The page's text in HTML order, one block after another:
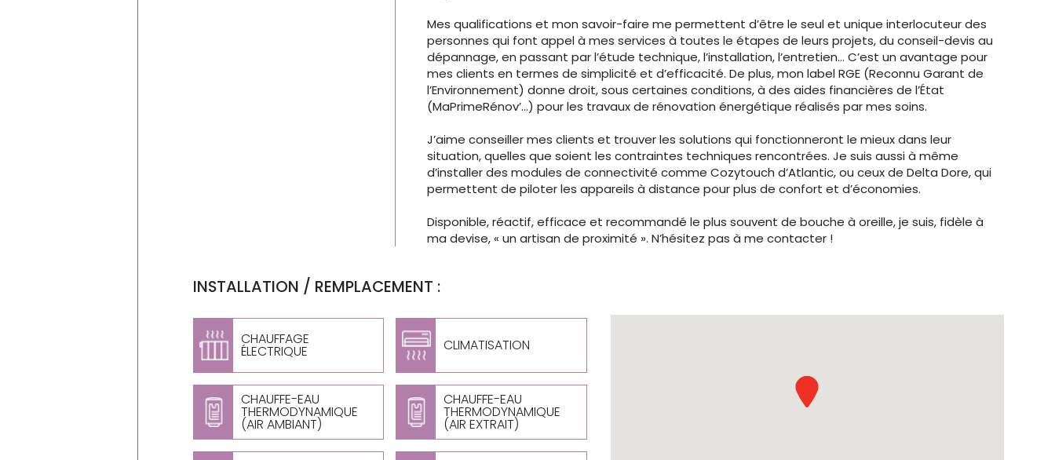
Mes qualifications et mon savoir-faire me permettent d’être le seul et unique interlocuteur des
personnes qui font appel à mes services à toutes le étapes de leurs projets, du conseil-devis au
dépannage, en passant par l’étude technique, l’installation, l’entretien… C’est un avantage pour
mes clients en termes de simplicité et d’efficacité. De plus, mon label RGE (Reconnu Garant de
l’Environnement) donne droit, sous certaines conditions, à des aides financières de l’État
(MaPrimeRénov’…) pour les travaux de rénovation énergétique réalisés par mes soins.
J’aime conseiller mes clients et trouver les solutions qui fonctionneront le mieux dans leur
situation, quelles que soient les contraintes techniques rencontrées. Je suis aussi à même
d’installer des modules de connectivité comme Cozytouch d’Atlantic, ou ceux de Delta Dore, qui
permettent de piloter les appareils à distance pour plus de confort et d’économies.
Disponible, réactif, efficace et recommandé le plus souvent de bouche à oreille, je suis, fidèle à
ma devise, « un artisan de proximité ». N’hésitez pas à me contacter !
INSTALLATION / REMPLACEMENT :
CHAUFFAGE
ÉLECTRIQUE CLIMATISATION
CHAUFFE-EAU
THERMODYNAMIQUE
(AIR AMBIANT)
CHAUFFE-EAU
THERMODYNAMIQUE
(AIR EXTRAIT)